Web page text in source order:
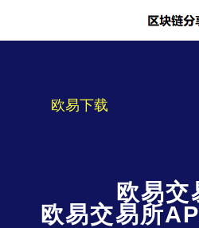
欧易下载
欧易交
欧易交易所